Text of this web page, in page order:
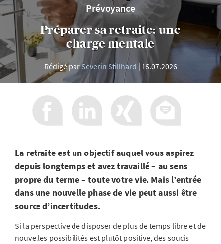
Prévoyance
Préparer sa retraite: une
charge mentale
Rédigé parSeverin Stillhard 15.07.2026
La retraite est un objectif auquel vous aspirez
depuis longtemps et avez travaillé – au sens
propre du terme – toute votre vie. Mais l’entrée
dans une nouvelle phase de vie peut aussi être
source d’incertitudes.
Si la perspective de disposer de plus de temps libre et de
nouvelles possibilités est plutôt positive, des soucis